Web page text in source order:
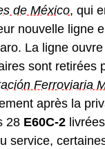
de México, qui
nouvelle ligne
La ligne
sont retirées
Ferroviaria
après la
28 E60C-2
service,